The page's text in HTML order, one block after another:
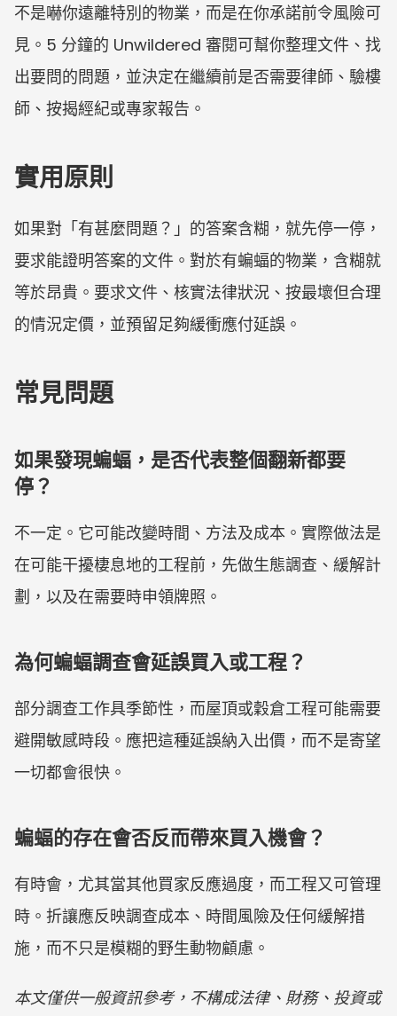
不是嚇你遠離特別的物業，而是在你承諾前令風險可
見。5 分鐘的 Unwildered 審閱可幫你整理文件、找
出要問的問題，並決定在繼續前是否需要律師、驗樓
師、按揭經紀或專家報告。
實用原則
如果對「有甚麼問題？」的答案含糊，就先停一停，
要求能證明答案的文件。對於有蝙蝠的物業，含糊就
等於昂貴。要求文件、核實法律狀況、按最壞但合理
的情況定價，並預留足夠緩衝應付延誤。
常見問題
如果發現蝙蝠，是否代表整個翻新都要
停？
不一定。它可能改變時間、方法及成本。實際做法是
在可能干擾棲息地的工程前，先做生態調查、緩解計
劃，以及在需要時申領牌照。
為何蝙蝠調查會延誤買入或工程？
部分調查工作具季節性，而屋頂或穀倉工程可能需要
避開敏感時段。應把這種延誤納入出價，而不是寄望
一切都會很快。
蝙蝠的存在會否反而帶來買入機會？
有時會，尤其當其他買家反應過度，而工程又可管理
時。折讓應反映調查成本、時間風險及任何緩解措
施，而不只是模糊的野生動物顧慮。
本文僅供一般資訊參考，不構成法律、財務、投資或